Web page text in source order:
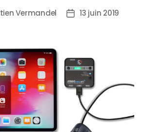
Vermandel 13 juin 2019